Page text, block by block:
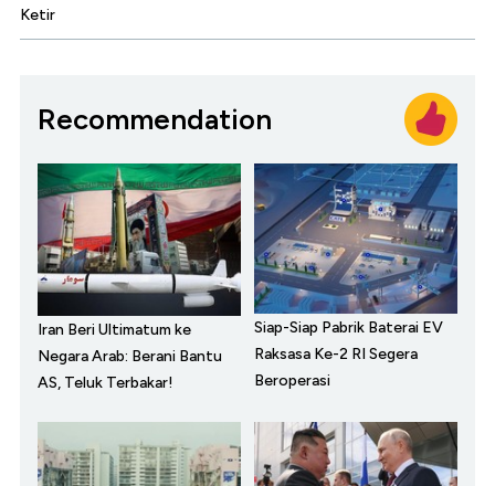
Ketir
Recommendation
Iran Beri Ultimatum ke
Negara Arab: Berani Bantu
AS, Teluk Terbakar!
Siap-Siap Pabrik Baterai EV
Raksasa Ke-2 RI Segera
Beroperasi